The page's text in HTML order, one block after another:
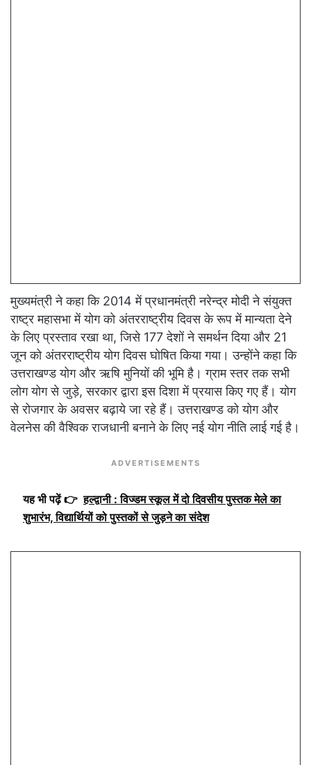
मुख्यमंत्री ने कहा कि 2014 में प्रधानमंत्री नरेन्द्र मोदी ने संयुक्त
राष्ट्र महासभा में योग को अंतरराष्ट्रीय दिवस के रूप में मान्यता देने
के लिए प्रस्ताव रखा था, जिसे 177 देशों ने समर्थन दिया और 21
जून को अंतरराष्ट्रीय योग दिवस घोषित किया गया। उन्होंने कहा कि
उत्तराखण्ड योग और ऋषि मुनियों की भूमि है। ग्राम स्तर तक सभी
लोग योग से जुड़े, सरकार द्वारा इस दिशा में प्रयास किए गए हैं। योग
से रोजगार के अवसर बढ़ाये जा रहे हैं। उत्तराखण्ड को योग और
वेलनेस की वैश्विक राजधानी बनाने के लिए नई योग नीति लाई गई है।
ADVERTISEMENTS
यह भी पढ़ें 👉 हल्द्वानी : विज्डम स्कूल में दो दिवसीय पुस्तक मेले का
शुभारंभ, विद्यार्थियों को पुस्तकों से जुड़ने का संदेश